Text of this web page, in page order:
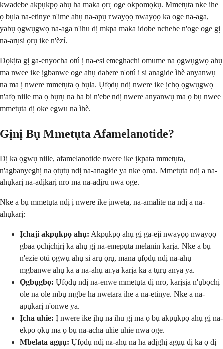
kwadebe akpụkpọ ahụ ha maka ọrụ oge okpomọkụ. Mmetụta nke ihe
ọ bụla na-etinye n'ime ahụ na-apụ nwayọọ nwayọọ ka oge na-aga,
yabụ ọgwụgwọ na-aga n'ihu dị mkpa maka idobe nchebe n'oge oge gị
na-arụsi ọrụ ike n'èzí.
Dọkịta gị ga-enyocha otú ị na-esi emeghachi omume na ọgwụgwọ ahụ
ma nwee ike ịgbanwe oge ahụ dabere n'otú i si anagide ìhè anyanwụ
na ma ị nwere mmetụta ọ bụla. Ụfọdụ ndị nwere ike ịchọ ọgwụgwọ
n'afọ niile ma ọ bụrụ na ha bi n'ebe ndị nwere anyanwụ ma ọ bụ nwee
mmetụta dị oke egwu na ìhè.
Gịnị Bụ Mmetụta Afamelanotide?
Dị ka ọgwụ niile, afamelanotide nwere ike ịkpata mmetụta,
n'agbanyeghị na ọtụtụ ndị na-anagide ya nke ọma. Mmetụta ndị a na-
ahụkarị na-adịkarị nro ma na-adịru nwa oge.
Nke a bụ mmetụta ndị ị nwere ike ịnweta, na-amalite na ndị a na-
ahụkarị:
Ịchaji akpụkpọ ahụ: Akpụkpọ ahụ gị ga-eji nwayọọ nwayọọ
gbaa ọchịchịrị ka ahụ gị na-emepụta melanin karịa. Nke a bụ
n'ezie otú ọgwụ ahụ si arụ ọrụ, mana ụfọdụ ndị na-ahụ
mgbanwe ahụ ka a na-ahụ anya karịa ka a tụrụ anya ya.
Ọgbụgbọ: Ụfọdụ ndị na-enwe mmetụta dị nro, karịsịa n'ụbọchị
ole na ole mbụ mgbe ha nwetara ihe a na-etinye. Nke a na-
apụkarị n'onwe ya.
Ịcha uhie: Ị nwere ike ịhụ na ihu gị ma ọ bụ akpụkpọ ahụ gị na-
ekpo ọkụ ma ọ bụ na-acha uhie uhie nwa oge.
Mbelata agụụ: Ụfọdụ ndị na-ahụ na ha adịghị agụụ dị ka ọ dị